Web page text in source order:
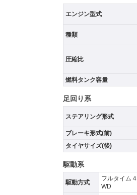
エンジン型式
種類
圧縮比
燃料タンク容量
足回り系
ステアリング形式
ブレーキ形式(前)
タイヤサイズ(後)
駆動系
駆動方式
フルタイム４
WD